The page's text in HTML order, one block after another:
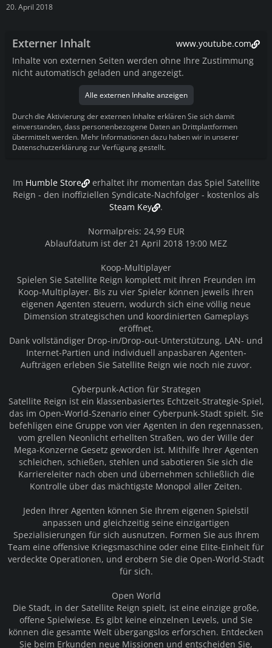
20. April 2018
Externer Inhalt
www.youtube.com
Inhalte von externen Seiten werden ohne Ihre Zustimmung
nicht automatisch geladen und angezeigt.
Alle externen Inhalte anzeigen
Durch die Aktivierung der externen Inhalte erklären Sie sich damit
einverstanden, dass personenbezogene Daten an Drittplattformen
übermittelt werden. Mehr Informationen dazu haben wir in unserer
Datenschutzerklärung zur Verfügung gestellt.
Im Humble Store
erhaltet ihr momentan das Spiel Satellite
Reign - den inoffiziellen Syndicate-Nachfolger - kostenlos als
Steam Key
.
Normalpreis: 24,99 EUR
Ablaufdatum ist der 21 April 2018 19:00 MEZ
Koop-Multiplayer
Spielen Sie Satellite Reign komplett mit Ihren Freunden im
Koop-Multiplayer. Bis zu vier Spieler können jeweils ihren
eigenen Agenten steuern, wodurch sich eine völlig neue
Dimension strategischen und koordinierten Gameplays
eröffnet.
Dank vollständiger Drop-in/Drop-out-Unterstützung, LAN- und
Internet-Partien und individuell anpasbaren Agenten-
Aufträgen erleben Sie Satellite Reign wie noch nie zuvor.
Cyberpunk-Action für Strategen
Satellite Reign ist ein klassenbasiertes Echtzeit-Strategie-Spiel,
das im Open-World-Szenario einer Cyberpunk-Stadt spielt. Sie
befehligen eine Gruppe von vier Agenten in den regennassen,
vom grellen Neonlicht erhellten Straßen, wo der Wille der
Mega-Konzerne Gesetz geworden ist. Mithilfe Ihrer Agenten
schleichen, schießen, stehlen und sabotieren Sie sich die
Karriereleiter nach oben und übernehmen schließlich die
Kontrolle über das mächtigste Monopol aller Zeiten.
Jeden Ihrer Agenten können Sie Ihrem eigenen Spielstil
anpassen und gleichzeitig seine einzigartigen
Spezialisierungen für sich ausnutzen. Formen Sie aus Ihrem
Team eine offensive Kriegsmaschine oder eine Elite-Einheit für
verdeckte Operationen, und erobern Sie die Open-World-Stadt
für sich.
Open World
Die Stadt, in der Satellite Reign spielt, ist eine einzige große,
offene Spielwiese. Es gibt keine einzelnen Levels, und Sie
können die gesamte Welt übergangslos erforschen. Entdecken
Sie beim Erkunden neue Missionen und entscheiden Sie,